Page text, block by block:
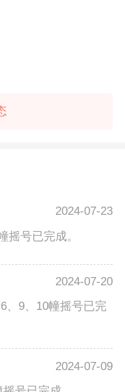
2024-07-23
摇号已完成。
2024-07-20
、9、10幢摇号已完
2024-07-09